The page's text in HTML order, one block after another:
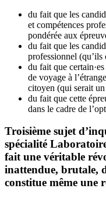
du fait que les
et compétences
pondérée aux
du fait que les
professionnel (qu’ils
du fait que
de voyage à
citoyen (qui serait
du fait que cette
dans le cadre de
Troisième sujet
spécialité
fait une véritable
inattendue, brutale,
constitue même une